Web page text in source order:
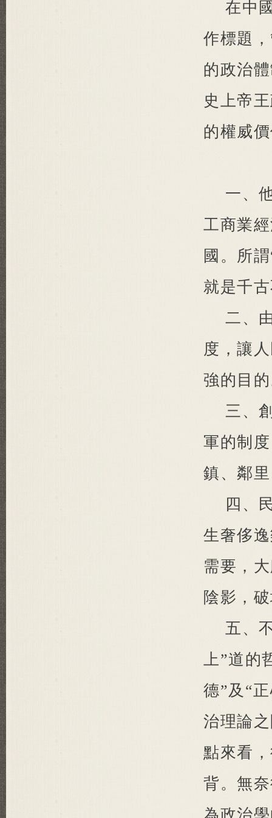
在中
作標題
的政治
史上帝
的權威
一、
工商業
國。所
就是千
二、
度，讓
強的目
三、
軍的制
鎮、鄰
四、
生奢侈
需要，
陰影，
五、
上”道的
德”及“
治理論
點來看
背。無